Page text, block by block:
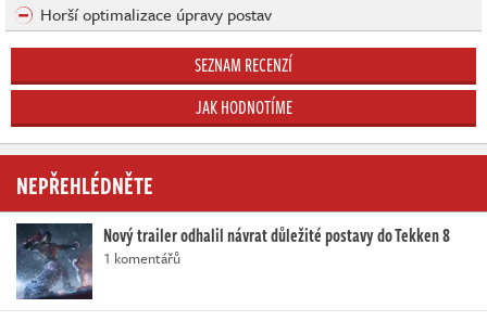
Horší optimalizace úpravy postav
SEZNAM RECENZÍ
JAK HODNOTÍME
NEPŘEHLÉDNĚTE
Nový trailer odhalil návrat důležité postavy do Tekken 8
1 komentářů